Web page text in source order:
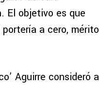
El objetivo es que
a cero, mérito
Aguirre consideró a